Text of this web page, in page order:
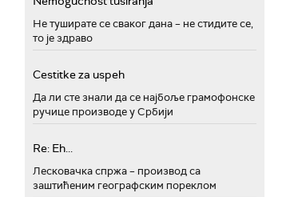
Не туширате се сваког дана – не стидите се,
то је здраво
Cestitke za uspeh
Да ли сте знали да се најбоље грамофонске
ручице производе у Србији
Re: Eh...
Лесковачка спржа – производ са
заштићеним географским пореклом